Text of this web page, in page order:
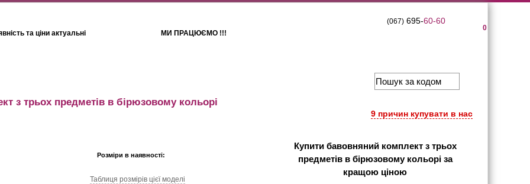
та ціни актуальні МИ ПРАЦЮЄМО !!!
0
(067)695-60-60
9 причин купувати в нас
з трьох предметів в бірюзовому кольорі
Розміри в наявності:
Таблиця розмiрiв цiєї моделi
Купити бавовняний комплект з трьох
предметів в бірюзовому кольоріза
кращою ціною